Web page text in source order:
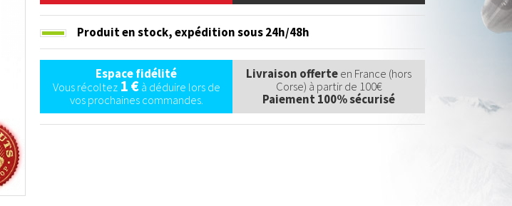
Produit en stock,expédition sous 24h/48h
Espace fidélité
Vous récoltez 1 €à déduire lors de
vos prochaines commandes.
Livraison offerteen France (hors
Corse) à partir de 100€
Paiement 100% sécurisé